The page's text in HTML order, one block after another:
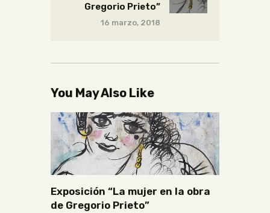
Gregorio Prieto”
16 marzo, 2018
You May Also Like
Exposición “La mujer en la obra
de Gregorio Prieto”